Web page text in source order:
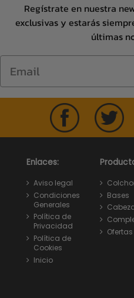
Regístrate en nuestra
exclusivas y estarás
últimas
Email
Enlaces:
Aviso legal
Condiciones
Generales
Política de
Privacidad
Política de
Cookies
Inicio
Bases
Ofertas